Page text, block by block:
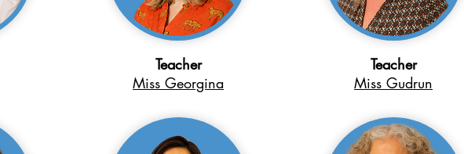
Teacher
Miss Georgina
Teacher
Miss Gudrun